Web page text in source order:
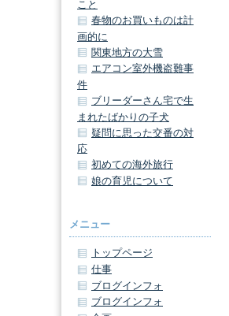
こと
春物のお買いものは計
画的に
関東地方の大雪
エアコン室外機盗難事
件
ブリーダーさん宅で生
まれたばかりの子犬
疑問に思った交番の対
応
初めての海外旅行
娘の育児について
メニュー
トップページ
仕事
ブログインフォ
ブログインフォ